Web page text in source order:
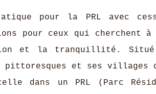
pour la PRL avec
pour ceux qui cherchent
et la tranquillité. Situé
pittoresques et ses villages
dans un PRL (Parc